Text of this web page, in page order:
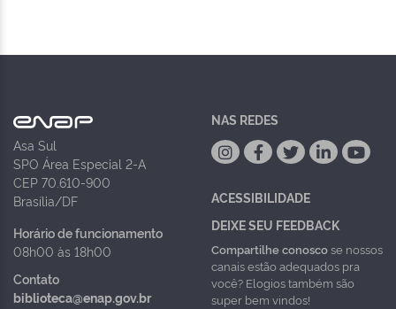
Asa Sul
SPO Área Especial 2-A
CEP 70.610-900
Brasília/DF
Horário de funcionamento
08h00 às 18h00
Contato
biblioteca@enap.gov.br
NAS REDES
ACESSIBILIDADE
DEIXE SEU FEEDBACK
Compartilhe conoscose nossos
canais estão adequados pra
você? Elogios também são
super bem vindos!